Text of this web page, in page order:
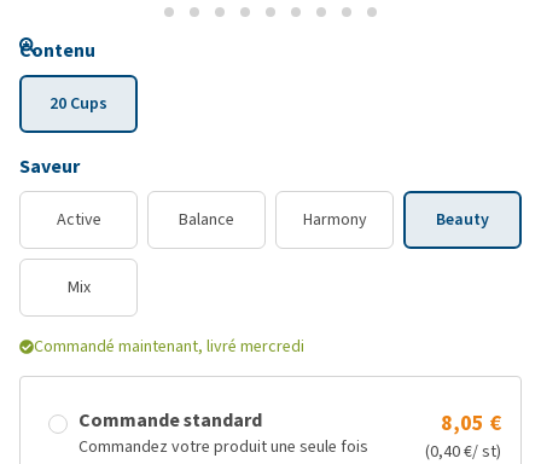
Contenu
20 Cups
Saveur
Active Balance Harmony Beauty
Mix
Commandé maintenant, livré mercredi
Commande standard
Commandez votre produit une seule fois
8,05 €
(0,40 €/ st)